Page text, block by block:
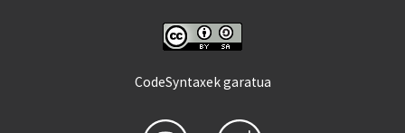
CodeSyntaxek garatua